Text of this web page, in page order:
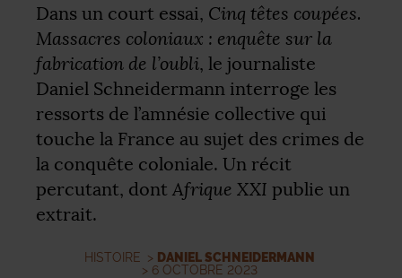
Dans un court essai, Cinq têtes coupées.
Massacres coloniaux : enquête sur la
fabrication de l’oubli, le journaliste
Daniel Schneidermann interroge les
ressorts de l’amnésie collective qui
touche la France au sujet des crimes de
la conquête coloniale. Un récit
percutant, dont Afrique XXI publie un
extrait.
HISTOIRE > DANIEL SCHNEIDERMANN
> 6 OCTOBRE 2023